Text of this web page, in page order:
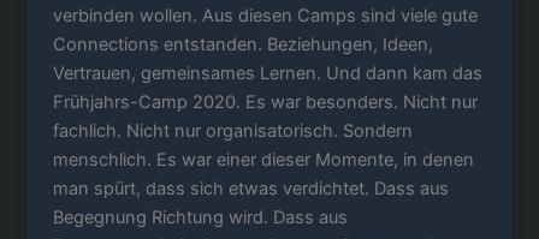
verbinden wollen. Aus diesen Camps sind viele gute
Connections entstanden. Beziehungen, Ideen,
Vertrauen, gemeinsames Lernen. Und dann kam das
Frühjahrs-Camp 2020. Es war besonders. Nicht nur
fachlich. Nicht nur organisatorisch. Sondern
menschlich. Es war einer dieser Momente, in denen
man spürt, dass sich etwas verdichtet. Dass aus
Begegnung Richtung wird. Dass aus